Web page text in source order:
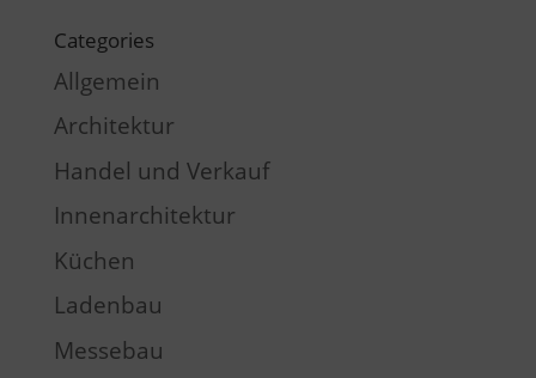
Categories
Allgemein
Architektur
Handel und Verkauf
Innenarchitektur
Küchen
Ladenbau
Messebau